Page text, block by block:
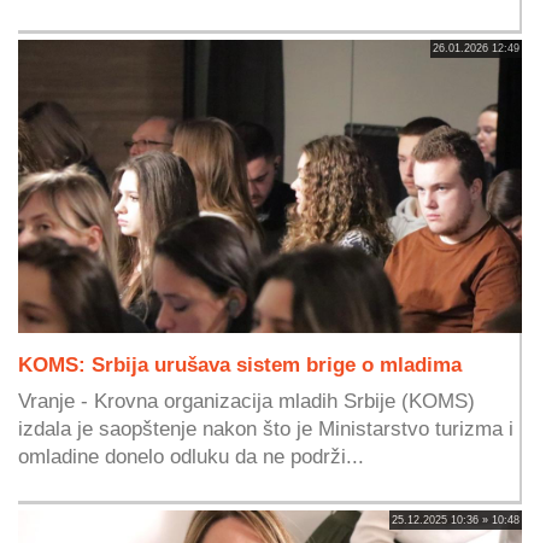
26.01.2026 12:49
KOMS: Srbija urušava sistem brige o mladima
Vranje - Krovna organizacija mladih Srbije (KOMS)
izdala je saopštenje nakon što je Ministarstvo turizma i
omladine donelo odluku da ne podrži...
25.12.2025 10:36 » 10:48